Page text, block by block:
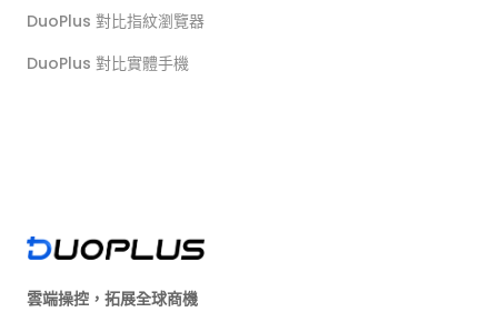
DuoPlus 對比指紋瀏覽器
DuoPlus 對比實體手機
雲端操控，拓展全球商機